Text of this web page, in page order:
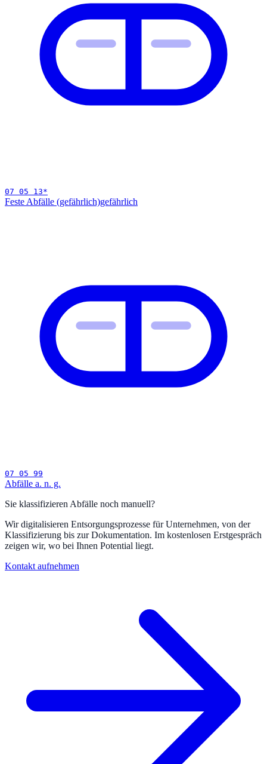
07 05 13*
Feste Abfälle (gefährlich)gefährlich
07 05 99
Abfälle a. n. g.
Sie klassifizieren Abfälle noch manuell?
Wir digitalisieren Entsorgungsprozesse für Unternehmen, von der
Klassifizierung bis zur Dokumentation. Im kostenlosen Erstgespräch
zeigen wir, wo bei Ihnen Potential liegt.
Kontakt aufnehmen